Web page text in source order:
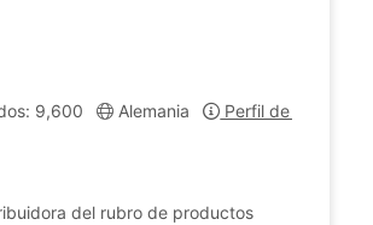
9,600 Alemania
Perfil de la empresa
del rubro de productos